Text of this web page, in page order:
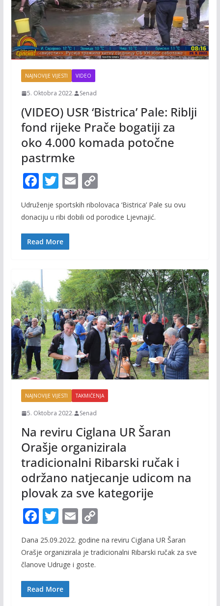
NAJNOVIJE VIJESTI VIDEO
5. Oktobra 2022. Senad
(VIDEO) USR ‘Bistrica’ Pale: Riblji
fond rijeke Prače bogatiji za
oko 4.000 komada potočne
pastrmke
F
ac
e
b
o
k
T
itt
er
E
m
ai
C
o
p
k
Udruženje sportskih ribolovaca ‘Bistrica’ Pale su ovu
donaciju u ribi dobili od porodice Ljevnajić.
Read More
NAJNOVIJE VIJESTI TAKMIČENJA
5. Oktobra 2022. Senad
Na reviru Ciglana UR Šaran
Orašje organizirala
tradicionalni Ribarski ručak i
održano natjecanje udicom na
plovak za sve kategorije
F
e
b
o
o
T
itt
er
E
m
ai
l
C
p
Dana 25.09.2022. godine na reviru Ciglana UR Šaran
Orašje organizirala je tradicionalni Ribarski ručak za sve
članove Udruge i goste.
Read More